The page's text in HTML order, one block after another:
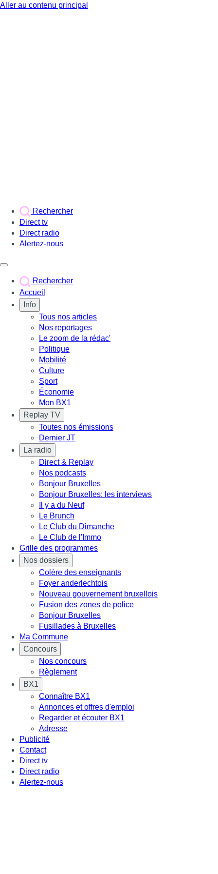
Aller au contenu principal
Rechercher
Direct tv
Direct radio
Alertez-nous
Rechercher
Accueil
Info
Tous nos articles
Nos reportages
Le zoom de la rédac'
Politique
Mobilité
Culture
Sport
Économie
Mon BX1
Replay TV
Toutes nos émissions
Dernier JT
La radio
Direct & Replay
Nos podcasts
Bonjour Bruxelles
Bonjour Bruxelles: les interviews
Il y a du Neuf
Le Brunch
Le Club du Dimanche
Le Club de l'Immo
Grille des programmes
Nos dossiers
Colère des enseignants
Foyer anderlechtois
Nouveau gouvernement bruxellois
Fusion des zones de police
Bonjour Bruxelles
Fusillades à Bruxelles
Ma Commune
Concours
Nos concours
Règlement
BX1
Connaître BX1
Annonces et offres d'emploi
Regarder et écouter BX1
Adresse
Publicité
Contact
Direct tv
Direct radio
Alertez-nous